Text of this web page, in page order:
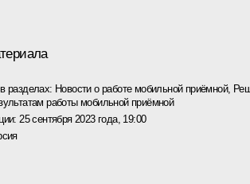
разделах: Новости о работе мобильной приёмной,
работы мобильной приёмной
25 сентября 2023 года, 19:00